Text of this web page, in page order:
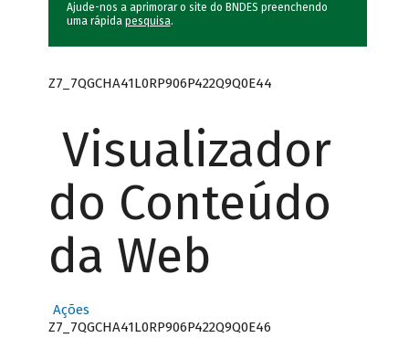
Ajude-nos a aprimorar o site do BNDES preenchendo
uma rápida pesquisa.
Z7_7QGCHA41L0RP906P422Q9Q0E44
Visualizador
do Conteúdo
da Web
Ações
Z7_7QGCHA41L0RP906P422Q9Q0E46